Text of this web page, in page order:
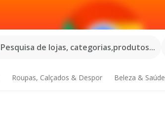
Pesquisa de lojas, categorias,produtos...
Roupas, Calçados & Despor Beleza & Saúde